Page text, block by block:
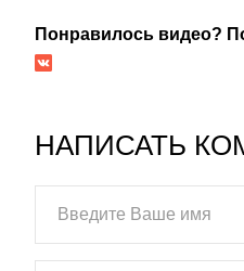
Понравилось видео?
НАПИСАТЬ